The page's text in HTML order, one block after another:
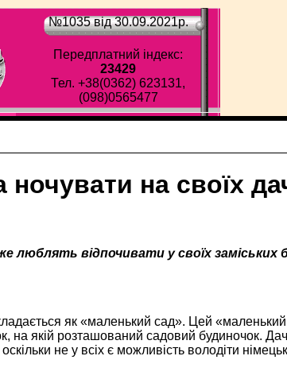
№1035 від 30.09.2021p.
Передплатний індекс:
23429
Тел. +38(0362) 623131,
(098)0565477
на своїх
люблять відпочивати у своїх заміських
як «маленький сад». Цей
на якій розташований садовий будиночок.
не у всіх є можливість володіти